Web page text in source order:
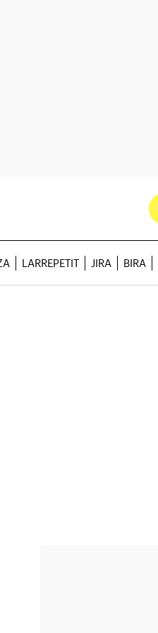
LARREPETIT JIRA BIRA